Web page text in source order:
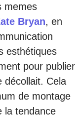
memes
Bryan, en
esthétiques
pour publier
décollait. Cela
de montage
la tendance